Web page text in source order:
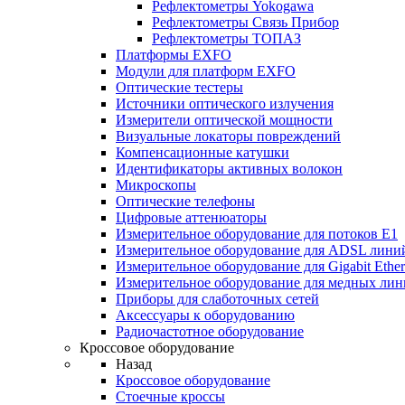
Рефлектометры Yokogawa
Рефлектометры Связь Прибор
Рефлектометры ТОПАЗ
Платформы EXFO
Модули для платформ EXFO
Оптические тестеры
Источники оптического излучения
Измерители оптической мощности
Визуальные локаторы повреждений
Компенсационные катушки
Идентификаторы активных волокон
Микроскопы
Оптические телефоны
Цифровые аттенюаторы
Измерительное оборудование для потоков Е1
Измерительное оборудование для ADSL
Измерительное оборудование для Gigabit
Измерительное оборудование для медных
Приборы для слаботочных сетей
Аксессуары к оборудованию
Радиочастотное оборудование
Кроссовое оборудование
Назад
Кроссовое оборудование
Стоечные кроссы